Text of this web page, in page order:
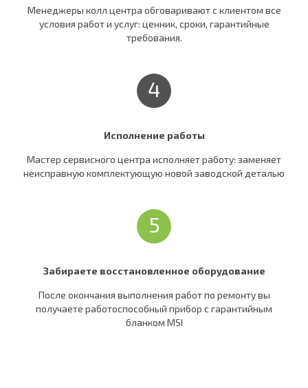
Менеджеры колл центра обговаривают c клиентом все
условия работ и услуг: ценник, сроки, гарантийные
требования.
4
Исполнение работы
Мастер сервисного центра исполняет работу: заменяет
неисправную комплектующую новой заводской деталью
5
Забираете восстановленное оборудование
После окончания выполнения работ по ремонту вы
получаете работоспособный прибор c гарантийным
бланком MSI